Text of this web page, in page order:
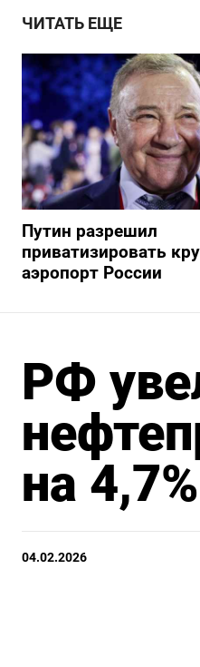
ЧИТАТЬ ЕЩЕ
Путин разрешил
приватизировать
аэропорт России
РФ
на
04.02.2026